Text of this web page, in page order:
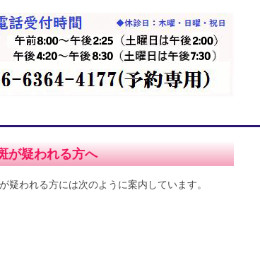
が疑われる方へ
われる方には次のように案内しています。